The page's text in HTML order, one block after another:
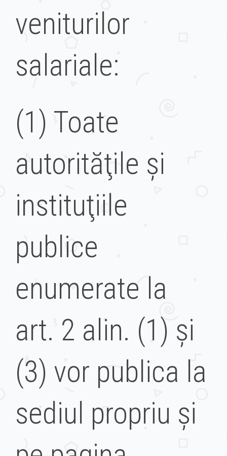
veniturilor
salariale:
(1) Toate
autorităţile şi
instituţiile
publice
enumerate la
art. 2 alin. (1) şi
(3) vor publica la
sediul propriu şi